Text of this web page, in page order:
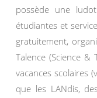
possède une
étudiantes et
gratuitement,
Talence (Science &
vacances scolaires
que les LANdis,